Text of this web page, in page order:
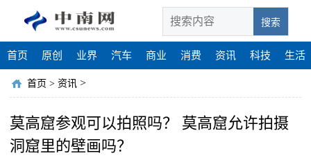
搜索
首页 原创 业界 汽车 商业 消费 资讯 科技 生活
首页 > 资讯 >
莫高窟参观可以拍照吗？ 莫高窟允许拍摄
洞窟里的壁画吗？